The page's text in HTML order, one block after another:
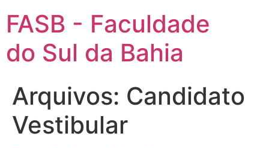
FASB - Faculdade
do Sul da Bahia
Arquivos: Candidato
Vestibular